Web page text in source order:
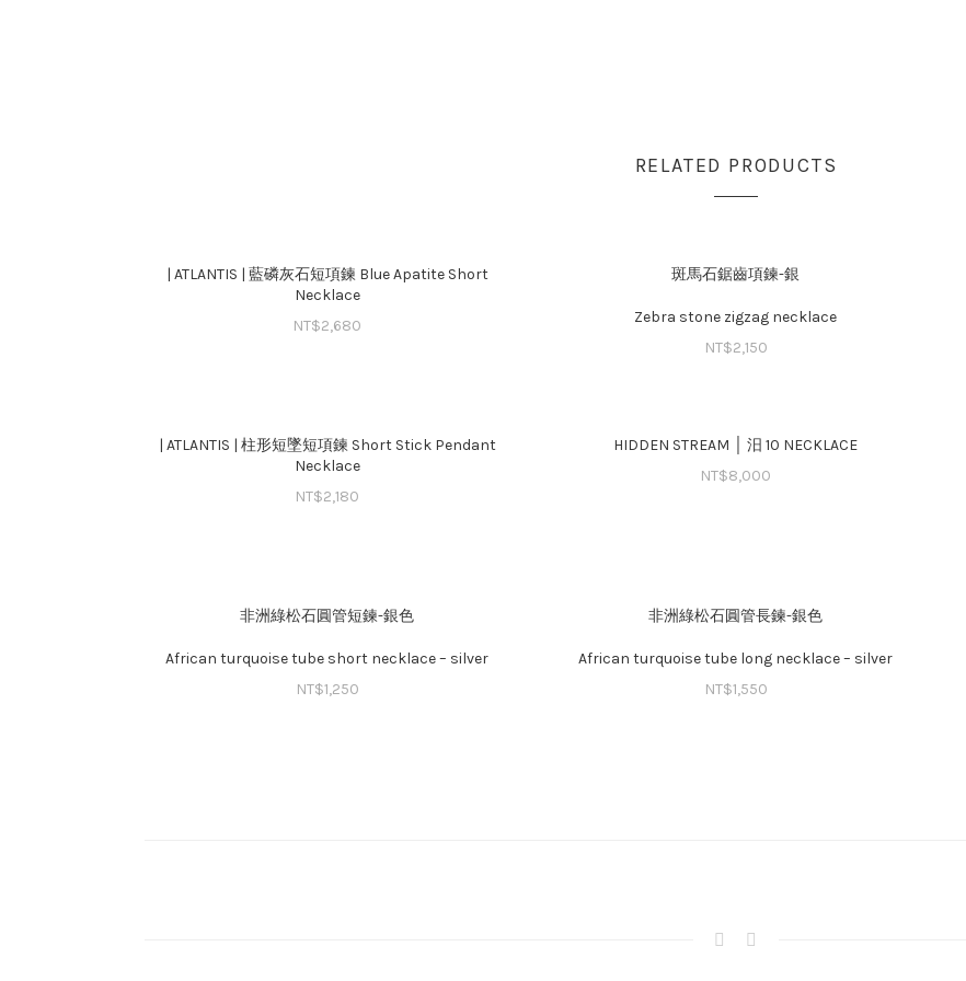
RELATED PRODUCTS
| ATLANTIS | 藍磷灰石短項鍊 Blue Apatite Short
Necklace
NT$2,680
斑馬石鋸齒項鍊-銀
Zebra stone zigzag necklace
NT$2,150
| ATLANTIS | 柱形短墜短項鍊 Short Stick Pendant
Necklace
NT$2,180
HIDDEN STREAM │ 汨 10 NECKLACE
NT$8,000
非洲綠松石圓管短鍊-銀色
African turquoise tube short necklace – silver
NT$1,250
非洲綠松石圓管長鍊-銀色
African turquoise tube long necklace – silver
NT$1,550